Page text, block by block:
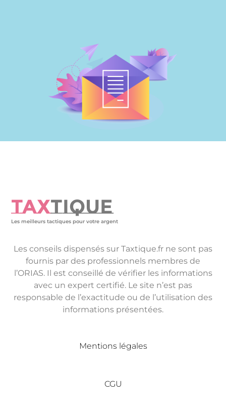
TAXTIQUE
Les meilleurs tactiques pour votre argent
Les conseils dispensés sur Taxtique.fr ne sont pas
fournis par des professionnels membres de
l’ORIAS. Il est conseillé de vérifier les informations
avec un expert certifié. Le site n’est pas
responsable de l’exactitude ou de l’utilisation des
informations présentées.
Mentions légales
CGU